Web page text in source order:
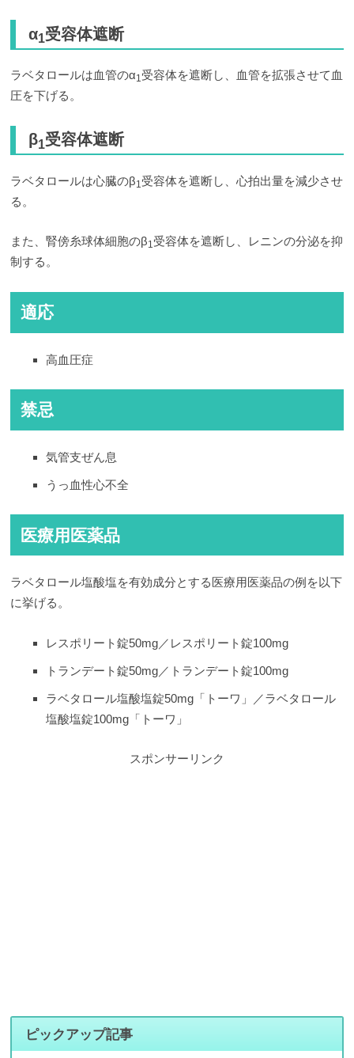
α1受容体遮断
ラベタロールは血管のα1受容体を遮断し、血管を拡張させて血
圧を下げる。
β1受容体遮断
ラベタロールは心臓のβ1受容体を遮断し、心拍出量を減少させ
る。
また、腎傍糸球体細胞のβ1受容体を遮断し、レニンの分泌を抑
制する。
適応
高血圧症
禁忌
気管支ぜん息
うっ血性心不全
医療用医薬品
ラベタロール塩酸塩を有効成分とする医療用医薬品の例を以下
に挙げる。
レスポリート錠50mg／レスポリート錠100mg
トランデート錠50mg／トランデート錠100mg
ラベタロール塩酸塩錠50mg「トーワ」／ラベタロール
塩酸塩錠100mg「トーワ」
スポンサーリンク
ピックアップ記事